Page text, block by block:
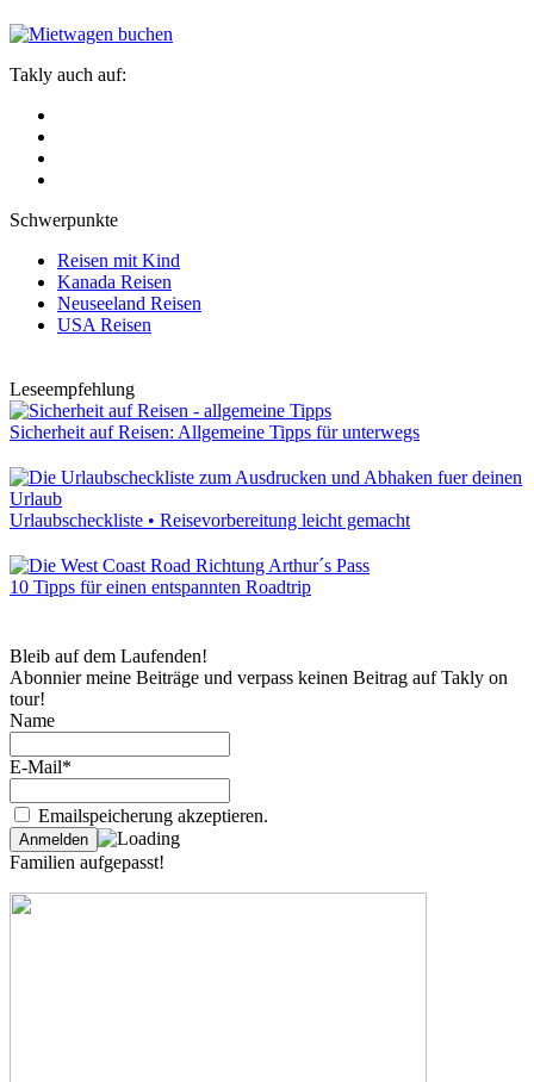
Takly auch auf:
Schwerpunkte
Reisen mit Kind
Kanada Reisen
Neuseeland Reisen
USA Reisen
Leseempfehlung
Sicherheit auf Reisen: Allgemeine Tipps für unterwegs
Urlaubscheckliste • Reisevorbereitung leicht gemacht
10 Tipps für einen entspannten Roadtrip
Bleib auf dem Laufenden!
Abonnier meine Beiträge und verpass keinen Beitrag auf Takly on
tour!
Name
E-Mail*
Emailspeicherung akzeptieren.
Familien aufgepasst!